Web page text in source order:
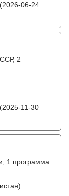
(2026-06-24
2
(2025-11-30
1 программа